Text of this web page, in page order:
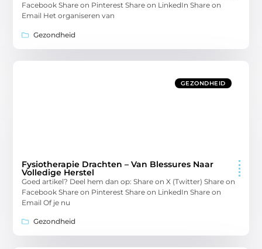
Facebook Share on Pinterest Share on LinkedIn Share on
Email Het organiseren van
Gezondheid
GEZONDHEID
Fysiotherapie Drachten – Van Blessures Naar
Volledige Herstel
Goed artikel? Deel hem dan op: Share on X (Twitter) Share on
Facebook Share on Pinterest Share on LinkedIn Share on
Email Of je nu
Gezondheid